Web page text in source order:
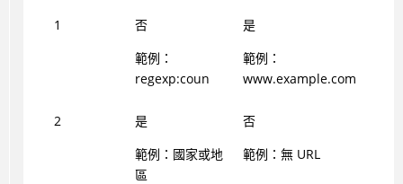
1
否
範例：
regexp:coun
是
範例：
www.example.com
2
是
範例：國家或地
區
否
範例：無 URL